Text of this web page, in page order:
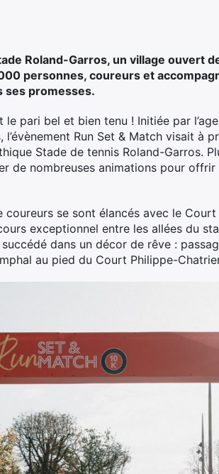
Roland-Garros, un village ouvert
personnes, coureurs et
ses promesses.
le pari bel et bien tenu ! Initiée par
l’évènement Run Set & Match visait à
Stade de tennis Roland-Garros.
de nombreuses animations pour offrir
coureurs se sont élancés avec le
exceptionnel entre les allées du
dans un décor de rêve :
au pied du Court Philippe-